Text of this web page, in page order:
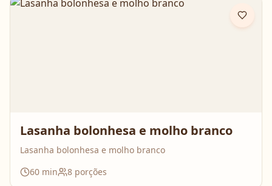
Lasanha bolonhesa e molho branco
Lasanha bolonhesa e molho branco
60 min 8 porções